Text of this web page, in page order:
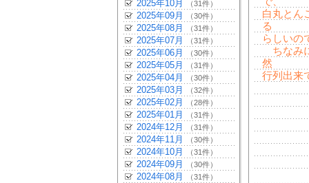
2025年10月 （31件）
2025年09月 （30件）
2025年08月 （31件）
2025年07月 （31件）
2025年06月 （30件）
2025年05月 （31件）
2025年04月 （30件）
2025年03月 （32件）
2025年02月 （28件）
2025年01月 （31件）
2024年12月 （31件）
2024年11月 （30件）
2024年10月 （31件）
2024年09月 （30件）
2024年08月 （31件）
白丸とん
る
らしいの
ちなみ
然
行列出来